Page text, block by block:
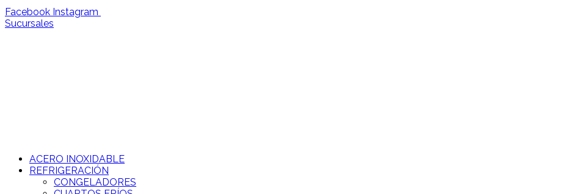
Facebook Instagram
Sucursales
ACERO INOXIDABLE
REFRIGERACIÓN
CONGELADORES